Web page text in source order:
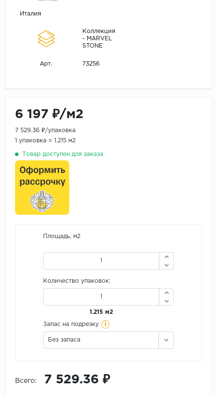
Италия
Коллекция
- MARVEL
STONE
Арт. 73256
6 197 ₽/м2
7 529.36 ₽/упаковка
1 упаковка = 1.215 м2
Товар доступен для заказа
Площадь, м2
Количество упаковок:
1.215 м2
Запас на подрезку i
Без запаса
Всего: 7 529.36 ₽